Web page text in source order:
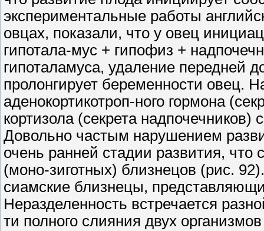
экспериментальные работы
овцах, показали, что у овец
гипотала-мус + гипофиз +
гипоталамуса, удаление передней
пролонгирует беременности овец.
аденокортикотроп-ного гормона
кортизола (секрета
Довольно частым нарушением
очень ранней стадии развития,
(моно-зиготных) близнецов (рис.
сиамские близнецы,
Неразделенность встречается
ти полного слияния двух